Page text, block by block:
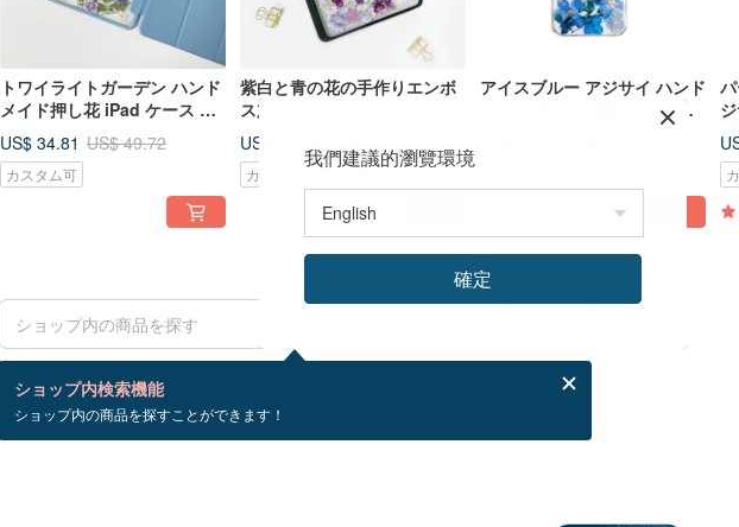
トワイライトガーデン ハンド
メイド押し花 iPad ケース 新
しい iPad Air 11 インチ 13 イ
ンチ用
US$ 34.81 US$ 49.72
カスタム可
紫白と青の花の手作りエンボ
ス加工 iPad ケース iPad Air
11 インチ 13 インチ iPad Pro
11 インチ 13 インチ
US$ 37.64 US$ 53.77
カスタム可
アイスブルー アジサイ ハンド
メイド 押し花 電話ケース す
べての iPhone 16 Pro Max
ショップ内検索機能
ショップ内の商品を探すことができます！
検索結果：0 件
samsung+s24+ultra
我們建議的瀏覽環境
確定